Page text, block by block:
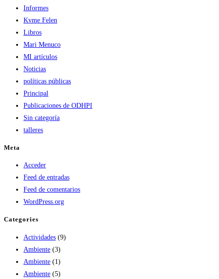
Informes
Kvme Felen
Libros
Mari Menuco
MI artículos
Noticias
políticas públicas
Principal
Publicaciones de ODHPI
Sin categoría
talleres
Meta
Acceder
Feed de entradas
Feed de comentarios
WordPress.org
Categories
Actividades (9)
Ambiente (3)
Ambiente (1)
Ambiente (5)